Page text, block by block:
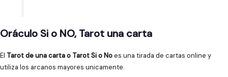
Oráculo Si o NO, Tarot una carta
El Tarot de una carta o Tarot Si o Noes una tirada de cartas online y
utiliza los arcanos mayores unicamente.